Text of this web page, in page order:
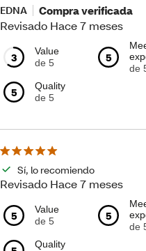
EDNA
Compra verificada
Revisado Hace 7 meses
3
Value
de 5
5
de
5
Quality
de 5
Sí, lo recomiendo
Revisado Hace 7 meses
5
Value
de 5
5
de
Quality